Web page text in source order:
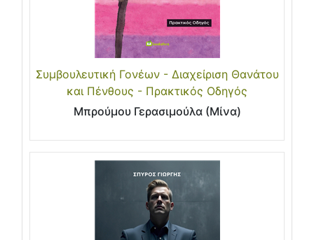
Συμβουλευτική Γονέων - Διαχείριση Θανάτου
και Πένθους - Πρακτικός Οδηγός
Μπρούμου Γερασιμούλα (Μίνα)